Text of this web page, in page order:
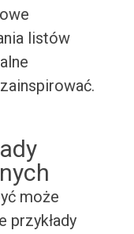
listów
może
przykłady